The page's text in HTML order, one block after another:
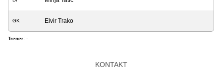
GK Elvir Trako
Trener: -
KONTAKT